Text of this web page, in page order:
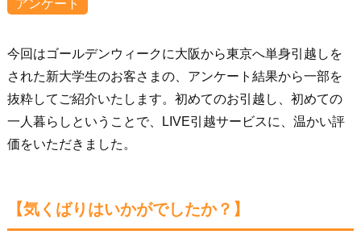
アンケート
今回はゴールデンウィークに大阪から東京へ単身引越しを
された新大学生のお客さまの、アンケート結果から一部を
抜粋してご紹介いたします。初めてのお引越し、初めての
一人暮らしということで、LIVE引越サービスに、温かい評
価をいただきました。
【気くばりはいかがでしたか？】